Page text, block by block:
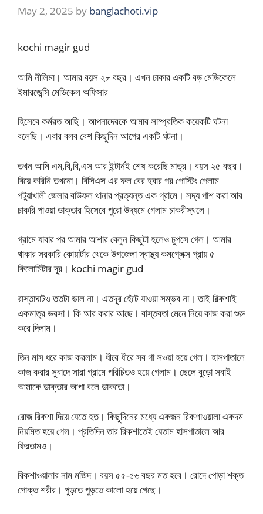
May 2, 2025 by banglachoti.vip
kochi magir gud
আমি নীলিমা। আমার বয়স ২৮ বছর। এখন ঢাকার একটি বড় মেডিকেলে
ইমারজেন্সি মেডিকেল অফিসার
হিসেবে কর্মরত আছি। আপনাদেরকে আমার সাম্প্রতিক কয়েকটি ঘটনা
বলেছি। এবার বলব বেশ কিছুদিন আগের একটি ঘটনা।
তখন আমি এম,বি,বি,এস আর ইন্টার্নই শেষ করেছি মাত্র। বয়স ২৫ বছর।
বিয়ে করিনি তখনো। বিসিএস এর ফল বের হবার পর পোস্টিং পেলাম
পটুয়াখালী জেলার বাউফল থানার প্রত্যন্ত এক গ্রামে। সদ্য পাশ করা আর
চাকরি পাওয়া ডাক্তার হিসেবে পুরো উদ্যমে গেলাম চাকরীস্থলে।
গ্রামে যাবার পর আমার আশার বেলুন কিছুটা হলেও চুপসে গেল। আমার
থাকার সরকারি কোয়ার্টার থেকে উপজেলা স্বাস্থ্য কমপ্লেক্স প্রায় ৫
কিলোমিটার দূর। kochi magir gud
রাস্তাঘাটও ততটা ভাল না। এতদূর হেঁটে যাওয়া সম্ভব না। তাই রিকশাই
একমাত্র ভরসা। কি আর করার আছে। বাস্তবতা মেনে নিয়ে কাজ করা শুরু
করে দিলাম।
তিন মাস ধরে কাজ করলাম। ধীরে ধীরে সব গা সওয়া হয়ে গেল। হাসপাতালে
কাজ করার সুবাদে সারা গ্রামে পরিচিতও হয়ে গেলাম। ছেলে বুড়ো সবাই
আমাকে ডাক্তার আপা বলে ডাকতো।
রোজ রিকশা দিয়ে যেতে হত। কিছুদিনের মধ্যে একজন রিকশাওয়ালা একদম
নিয়মিত হয়ে গেল। প্রতিদিন তার রিকশাতেই যেতাম হাসপাতালে আর
ফিরতামও।
রিকশাওয়ালার নাম মজিদ। বয়স ৫৫-৫৬ বছর মত হবে। রোদে পোড়া শক্ত
পোক্ত শরীর। পুড়তে পুড়তে কালো হয়ে গেছে।